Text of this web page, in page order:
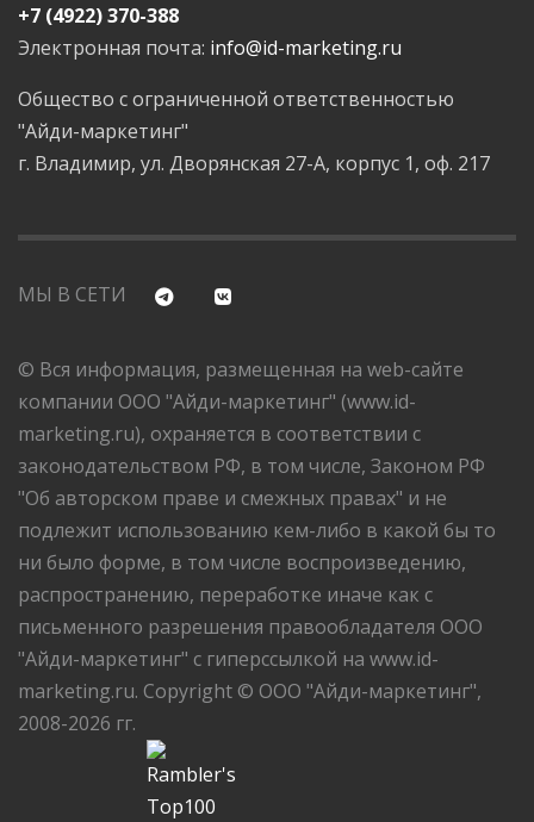
+7 (4922) 370-388
Электронная почта: info@id-marketing.ru
Общество с ограниченной ответственностью
"Айди-маркетинг"
г. Владимир, ул. Дворянская 27-А, корпус 1, оф. 217
МЫ В СЕТИ
© Вся информация, размещенная на web-сайте
компании ООО "Айди-маркетинг" (www.id-
marketing.ru), охраняется в соответствии с
законодательством РФ, в том числе, Законом РФ
"Об авторском праве и смежных правах" и не
подлежит использованию кем-либо в какой бы то
ни было форме, в том числе воспроизведению,
распространению, переработке иначе как с
письменного разрешения правообладателя ООО
"Айди-маркетинг" с гиперссылкой на www.id-
marketing.ru. Copyright © ООО "Айди-маркетинг",
2008-2026 гг.